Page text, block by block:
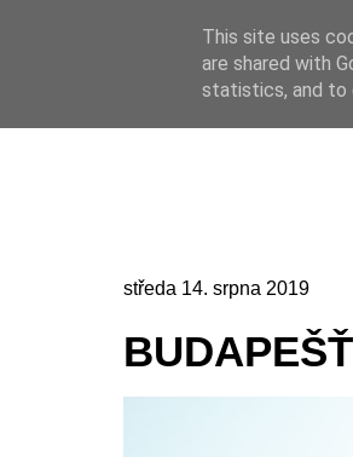
Online
středa 14. srpna 2019
This site uses
are shared with
statistics, and to